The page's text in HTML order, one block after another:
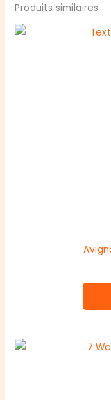
Produits similaires